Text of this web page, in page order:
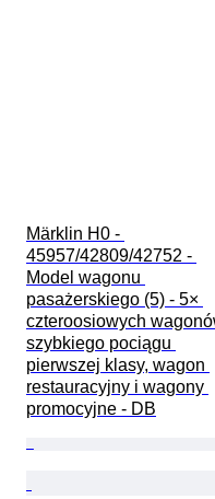
Märklin H0 -
45957/42809/42752 -
Model wagonu
pasażerskiego (5) - 5×
czteroosiowych
szybkiego pociągu
pierwszej klasy, wagon
restauracyjny i wagony
promocyjne - DB